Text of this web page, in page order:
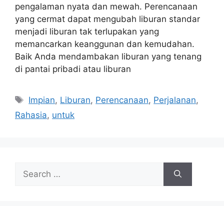
pengalaman nyata dan mewah. Perencanaan
yang cermat dapat mengubah liburan standar
menjadi liburan tak terlupakan yang
memancarkan keanggunan dan kemudahan.
Baik Anda mendambakan liburan yang tenang
di pantai pribadi atau liburan
Tags
Impian, Liburan, Perencanaan, Perjalanan,
Rahasia, untuk
Search
for: